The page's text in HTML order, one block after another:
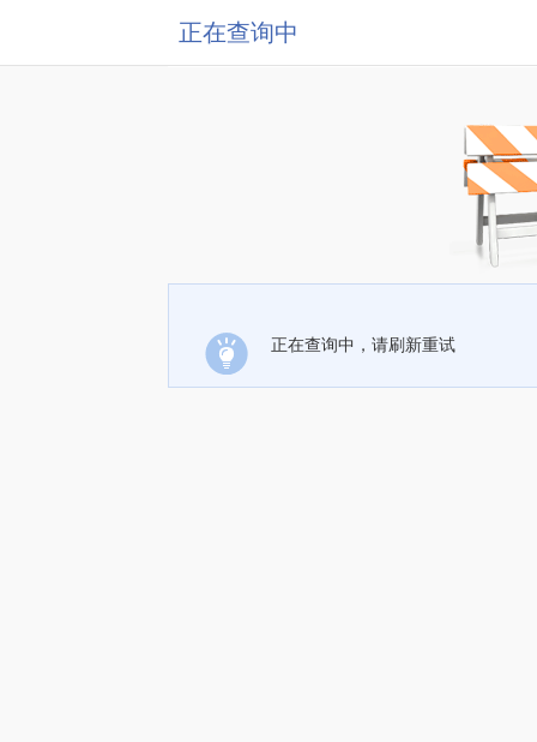
正在查询中
正在查询中，请刷新重试